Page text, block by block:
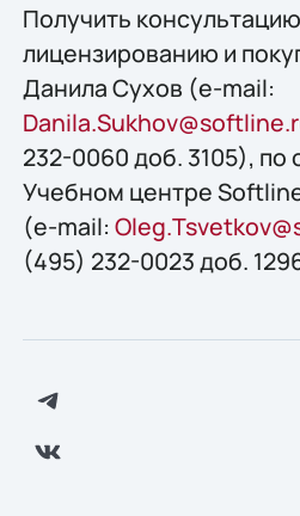
Получить
лицензированию и
Данила Сухов (e-mail:
232-0060 доб. 3105), по
Учебном центре
(e-mail:
(495) 232-0023 доб.